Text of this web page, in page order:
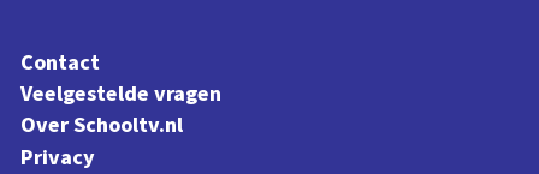
Contact
Veelgestelde vragen
Over Schooltv.nl
Privacy